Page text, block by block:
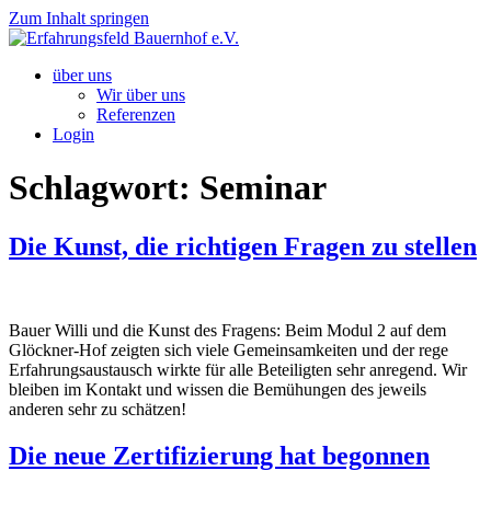
Zum Inhalt springen
über uns
Wir über uns
Referenzen
Login
Schlagwort: Seminar
Die Kunst, die richtigen Fragen zu stellen
Bauer Willi und die Kunst des Fragens: Beim Modul 2 auf dem
Glöckner-Hof zeigten sich viele Gemeinsamkeiten und der rege
Erfahrungsaustausch wirkte für alle Beteiligten sehr anregend. Wir
bleiben im Kontakt und wissen die Bemühungen des jeweils
anderen sehr zu schätzen!
Die neue Zertifizierung hat begonnen